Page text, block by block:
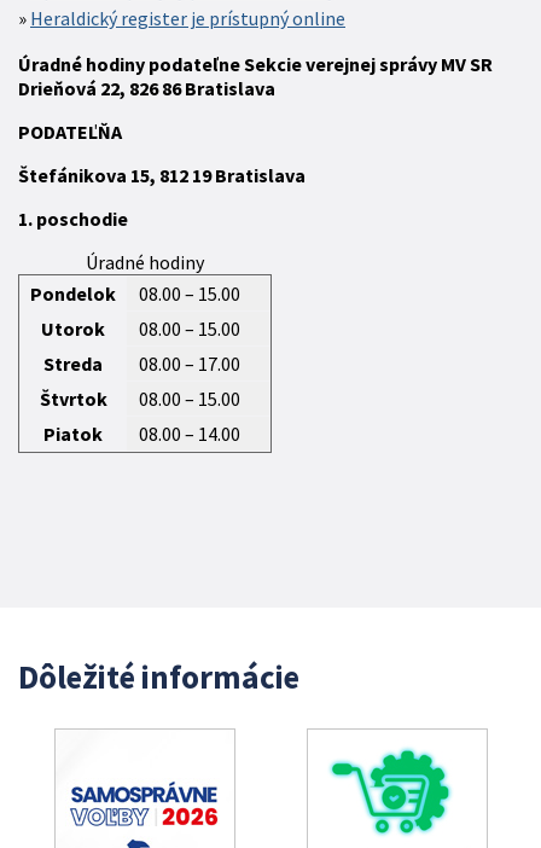
Heraldický register je prístupný online
Úradné hodiny podateľne Sekcie verejnej správy MV SR
Drieňová 22, 826 86 Bratislava
PODATEĽŇA
Štefánikova 15, 812 19Bratislava
1. poschodie
Úradné hodiny
Pondelok
08.00 – 15.00
Utorok
08.00 – 15.00
Streda
08.00 – 17.00
Štvrtok
08.00 – 15.00
Piatok
08.00 – 14.00
Dôležité informácie